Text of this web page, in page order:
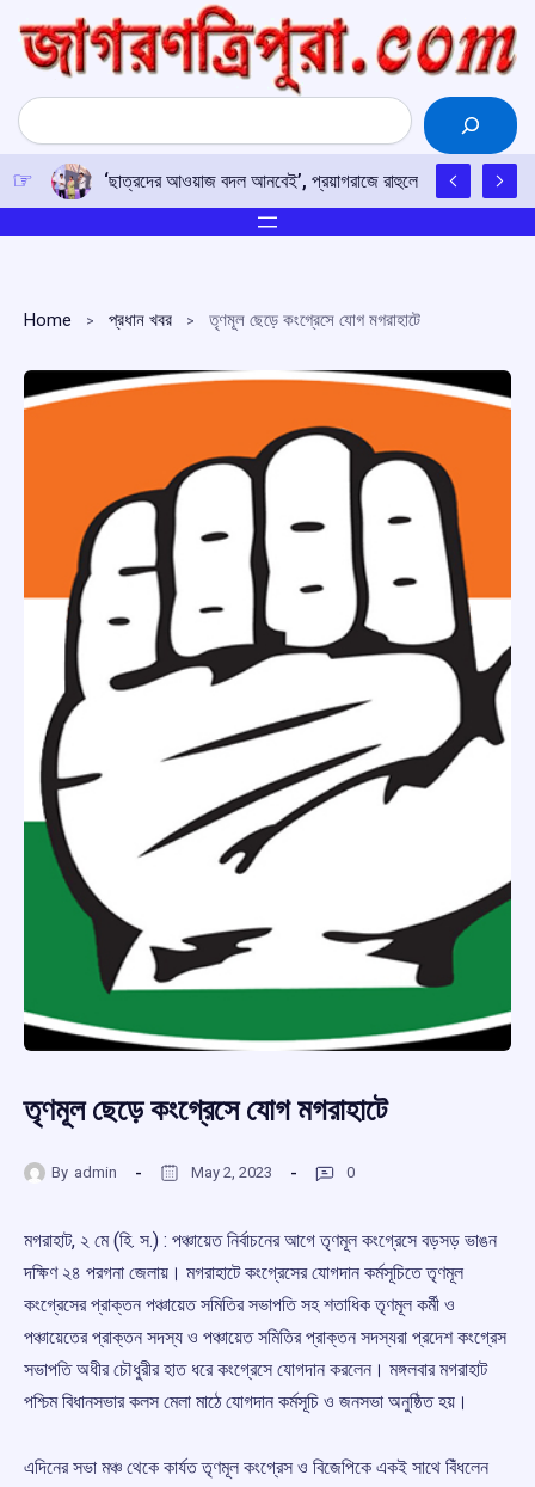
content
Search
‘ছাত্রদের আওয়াজ বদল আনবেই’, প্রয়াগরাজে রাহুলের হুঙ্কার
Home প্রধান খবর তৃণমূল ছেড়ে কংগ্রেসে যোগ মগরাহাটে
তৃণমূল ছেড়ে কংগ্রেসে যোগ মগরাহাটে
By admin May 2, 2023 0
মগরাহাট, ২ মে (হি. স.) : পঞ্চায়েত নির্বাচনের আগে তৃণমূল কংগ্রেসে বড়সড় ভাঙন
দক্ষিণ ২৪ পরগনা জেলায়। মগরাহাটে কংগ্রেসের যোগদান কর্মসূচিতে তৃণমূল
কংগ্রেসের প্রাক্তন পঞ্চায়েত সমিতির সভাপতি সহ শতাধিক তৃণমূল কর্মী ও
পঞ্চায়েতের প্রাক্তন সদস্য ও পঞ্চায়েত সমিতির প্রাক্তন সদস্যরা প্রদেশ কংগ্রেস
সভাপতি অধীর চৌধুরীর হাত ধরে কংগ্রেসে যোগদান করলেন। মঙ্গলবার মগরাহাট
পশ্চিম বিধানসভার কলস মেলা মাঠে যোগদান কর্মসূচি ও জনসভা অনুষ্ঠিত হয়।
এদিনের সভা মঞ্চ থেকে কার্যত তৃণমূল কংগ্রেস ও বিজেপিকে একই সাথে বিঁধলেন